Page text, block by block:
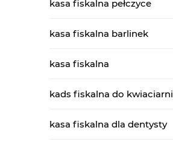
kasa fiskalna pełczyce
kasa fiskalna barlinek
kasa fiskalna
kads fiskalna do kwiaciarni
kasa fiskalna dla dentysty